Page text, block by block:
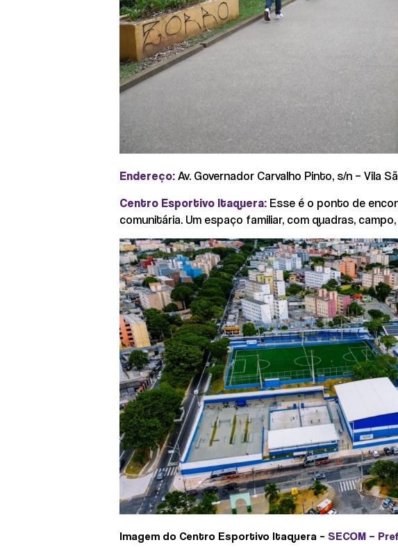
Endereço: Av. Governador Carvalho Pinto, s/n – Vila
Centro Esportivo Itaquera: Esse é o ponto de
comunitária. Um espaço familiar, com quadras,
Imagem do Centro Esportivo Itaquera – SECOM –